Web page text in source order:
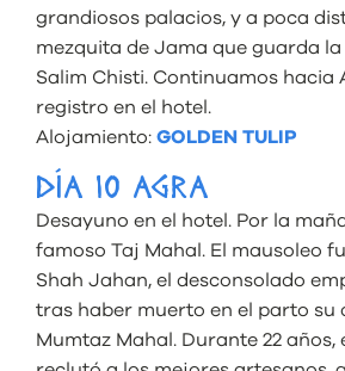
grandiosos palacios, y a poca
mezquita de Jama que guarda
Salim Chisti. Continuamos hacia
registro en el hotel.
Alojamiento: GOLDEN TULIP
DÍA 10 AGRA
Desayuno en el hotel. Por la
famoso Taj Mahal. El mausoleo
Shah Jahan, el desconsolado
tras haber muerto en el parto su
Mumtaz Mahal. Durante 22 años,